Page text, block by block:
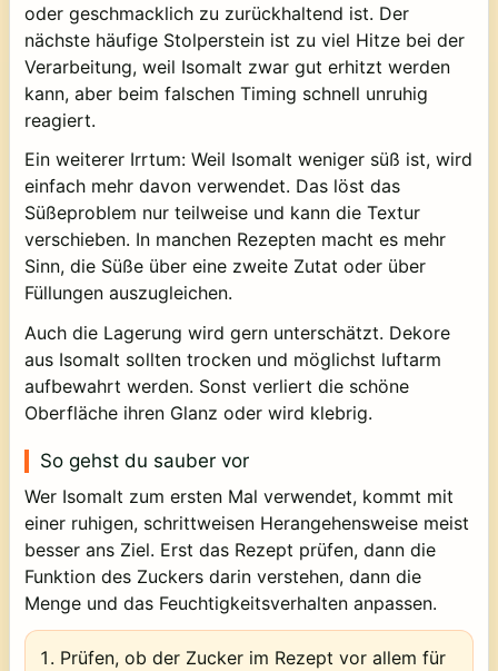
oder geschmacklich zu zurückhaltend ist. Der
nächste häufige Stolperstein ist zu viel Hitze bei der
Verarbeitung, weil Isomalt zwar gut erhitzt werden
kann, aber beim falschen Timing schnell unruhig
reagiert.
Ein weiterer Irrtum: Weil Isomalt weniger süß ist, wird
einfach mehr davon verwendet. Das löst das
Süßeproblem nur teilweise und kann die Textur
verschieben. In manchen Rezepten macht es mehr
Sinn, die Süße über eine zweite Zutat oder über
Füllungen auszugleichen.
Auch die Lagerung wird gern unterschätzt. Dekore
aus Isomalt sollten trocken und möglichst luftarm
aufbewahrt werden. Sonst verliert die schöne
Oberfläche ihren Glanz oder wird klebrig.
So gehst du sauber vor
Wer Isomalt zum ersten Mal verwendet, kommt mit
einer ruhigen, schrittweisen Herangehensweise meist
besser ans Ziel. Erst das Rezept prüfen, dann die
Funktion des Zuckers darin verstehen, dann die
Menge und das Feuchtigkeitsverhalten anpassen.
Prüfen, ob der Zucker im Rezept vor allem für